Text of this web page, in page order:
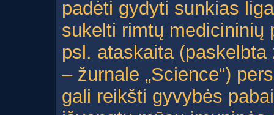
padėti gydyti sunkias
sukelti rimtų medicininių
psl. ataskaita
– žurnale „Science“)
gali reikšti gyvybės